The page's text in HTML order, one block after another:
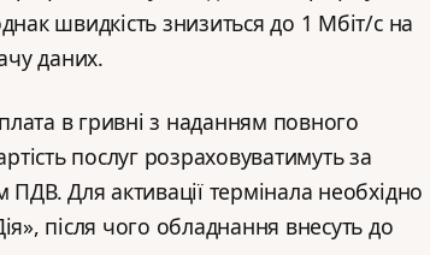
швидкість знизиться до 1 Мбіт/с на
даних.
в гривні з наданням повного
послуг розраховуватимуть за
Для активації термінала необхідно
після чого обладнання внесуть до